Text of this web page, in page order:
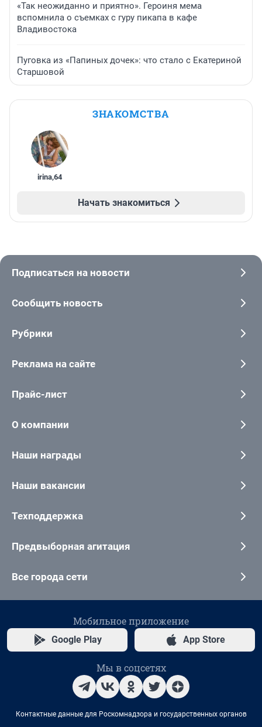
«Так неожиданно и приятно». Героиня мема
вспомнила о съемках с гуру пикапа в кафе
Владивостока
Пуговка из «Папиных дочек»: что стало с Екатериной
Старшовой
ЗНАКОМСТВА
irina,64
Начать знакомиться
Подписаться на новости
Сообщить новость
Рубрики
Реклама на сайте
Прайс-лист
О компании
Наши награды
Наши вакансии
Техподдержка
Предвыборная агитация
Все города сети
Мобильное приложение
Google Play App Store
Мы в соцсетях
Контактные данные для Роскомнадзора и государственных органов